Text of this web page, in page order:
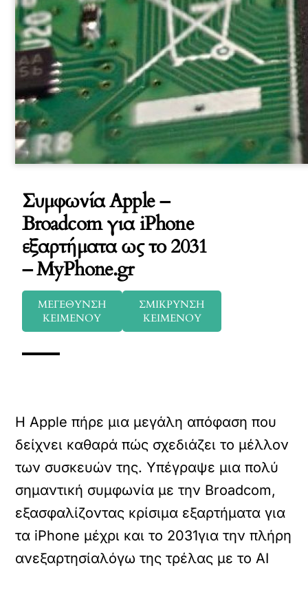
Συμφωνία Apple –
Broadcom για iPhone
εξαρτήματα ως το 2031
– MyPhone.gr
ΜΕΓΕΘΥΝΣΗ
ΚΕΙΜΕΝΟΥ
ΣΜΙΚΡΥΝΣΗ
ΚΕΙΜΕΝΟΥ
Η Apple πήρε μια μεγάλη απόφαση που
δείχνει καθαρά πώς σχεδιάζει το μέλλον
των συσκευών της. Υπέγραψε μια πολύ
σημαντική συμφωνία με την Broadcom,
εξασφαλίζοντας κρίσιμα εξαρτήματα για
τα iPhone μέχρι και το 2031για την πλήρη
ανεξαρτησίαλόγω της τρέλας με το AI